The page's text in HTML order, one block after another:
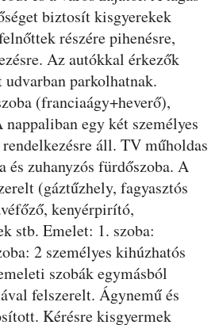
biztosít kisgyerekek
részére pihenésre,
Az autókkal érkezők
udvarban parkolhatnak.
(franciaágy+heverő),
egy két személyes
áll. TV műholdas
és zuhanyzós fürdőszoba. A
(gáztűzhely, fagyasztós
kenyérpirító,
stb. Emelet: 1. szoba:
2 személyes kihúzhatós
szobák egymásból
felszerelt. Ágynemű és
Kérésre kisgyermek